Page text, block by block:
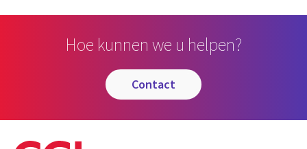
Hoe kunnen we u helpen?
contact